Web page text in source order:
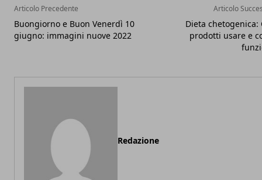
Articolo Precedente
Buongiorno e Buon Venerdì 10
giugno: immagini nuove 2022
Articolo
Dieta chetogenica:
prodotti usare e
Redazione